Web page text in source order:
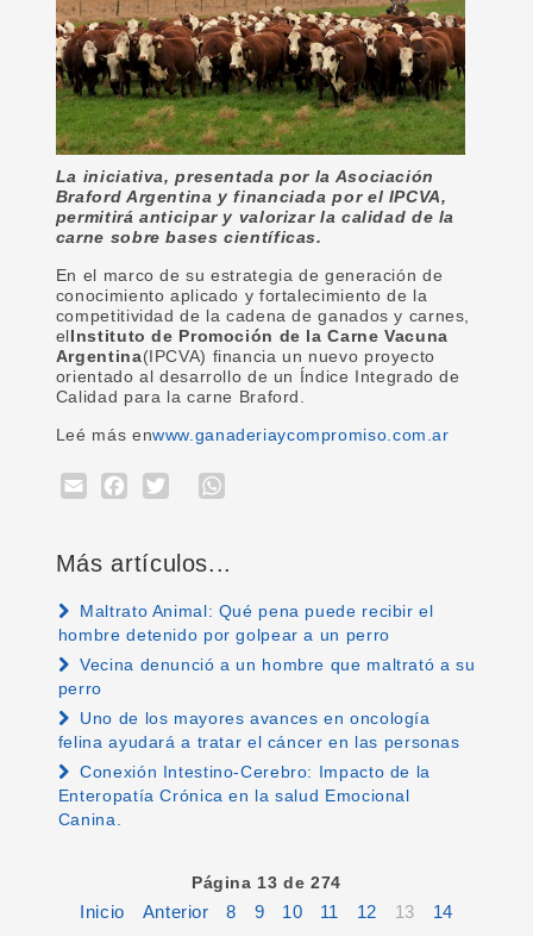
La iniciativa, presentada por la Asociación
Braford Argentina y financiada por el IPCVA,
permitirá anticipar y valorizar la calidad de la
carne sobre bases científicas.
En el marco de su estrategia de generación de
conocimiento aplicado y fortalecimiento de la
competitividad de la cadena de ganados y carnes,
elInstituto de Promoción de la Carne Vacuna
Argentina(IPCVA) financia un nuevo proyecto
orientado al desarrollo de un Índice Integrado de
Calidad para la carne Braford.
Leé más enwww.ganaderiaycompromiso.com.ar
EmailFacebook
Twitter
Más artículos...
Maltrato Animal: Qué pena puede recibir el
hombre detenido por golpear a un perro
Vecina denunció a un hombre que maltrató a su
perro
Uno de los mayores avances en oncología
felina ayudará a tratar el cáncer en las personas
Conexión Intestino-Cerebro: Impacto de la
Enteropatía Crónica en la salud Emocional
Canina.
Página 13 de 274
Inicio Anterior 8 9 10 11 12 13
14